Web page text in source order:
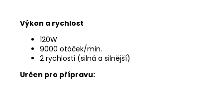
Výkon a rychlost
120W
9000 otáček/min.
2 rychlosti (silná a silnější)
Určen pro přípravu: